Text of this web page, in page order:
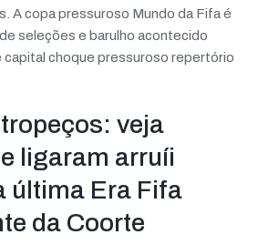
A copa pressuroso Mundo da Fifa é
seleções e barulho acontecido
choque pressuroso repertório
veja
ligaram arruíi
última Era Fifa
da Coorte